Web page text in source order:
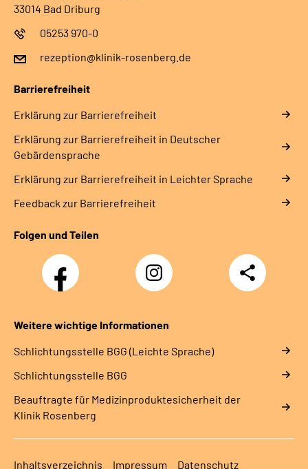
33014 Bad Driburg
05253 970-0
rezeption@klinik-rosenberg.de
Barrierefreiheit
Erklärung zur Barrierefreiheit
Erklärung zur Barrierefreiheit in Deutscher
Gebärdensprache
Erklärung zur Barrierefreiheit in Leichter Sprache
Feedback zur Barrierefreiheit
Folgen und Teilen
Facebook Instagram
Teilen
Weitere wichtige Informationen
Schlich­tungs­stel­le BGG (Leichte Sprache)
Schlich­tungs­stel­le BGG
Beauftragte für Medizinproduktesicherheit der
Klinik Rosenberg
Inhaltsverzeichnis Impressum Datenschutz